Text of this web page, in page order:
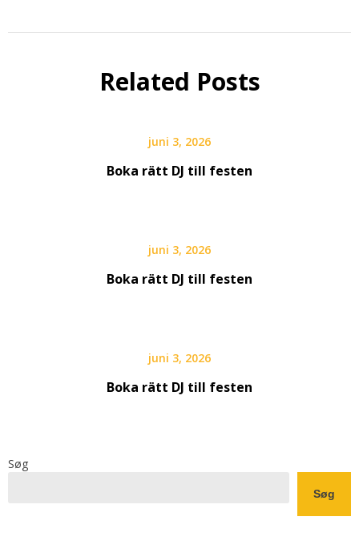
Related Posts
juni 3, 2026
Boka rätt DJ till festen
juni 3, 2026
Boka rätt DJ till festen
juni 3, 2026
Boka rätt DJ till festen
Søg
Søg